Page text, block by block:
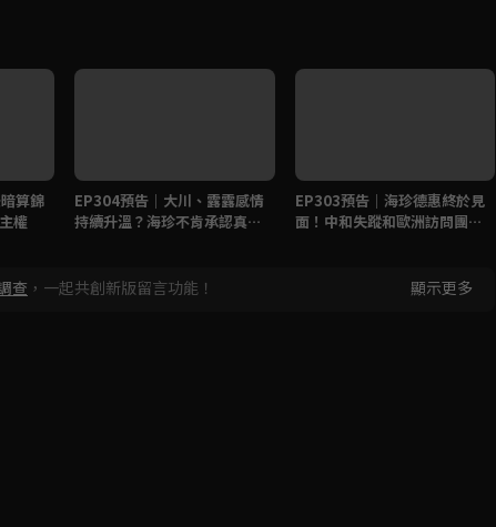
算錦
權
EP304預告｜大川、露露感情
持續升溫？海珍不肯承認真實
EP303預告｜海珍德惠終於見
面！中和失蹤和歐洲訪問團有
查 ，一起共創新版留言功能！ 顯示更多